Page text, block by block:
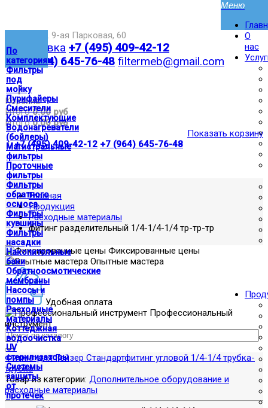
По
категориям
Фильтры
под
мойку
Пурифайеры
Смесители
Комплектующие
Водонагреватели
(бойлеры)
Магистральные
фильтры
Проточные
фильтры
Фильтры
обратного
осмоса
Фильтры
кувшины
Фильтры
насадки
Накопительные
баки
Обратноосмотические
мембраны
Насосы и
помпы
Расходные
материалы
Коттеджная
водоочистка
UV
стерилизаторы
Системы
защиты
от
протечек
Москва,ул. 9-ая Парковая, 60
Доставка +7 (495) 409-42-12
+7 (964) 645-76-48 filtermeb@gmail.com
|
Корзина:
Итого0.00 руб
Итого0.00 руб
Показать корзину
| +7 (495) 409-42-12 +7 (964) 645-76-48
О
нас
Главная
Продукция
Расходные материалы
фитинг разделительный 1/4-1/4-1/4 тр-тр-тр
Фиксированные цены
Опытные мастера
Удобная оплата
Профессиональный
инструмент
Фитинг для Гейзер Стандартфитинг угловой 1/4-1/4 трубка-
трубка
Товар из категории: Дополнительное оборудование и
расходные материалы